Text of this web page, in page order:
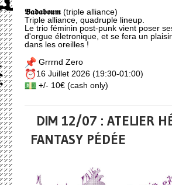
𝕭𝖆𝖉𝖆𝖇𝖔𝖚𝖒(triple alliance)
Triple alliance, quadruple lineup.
Le trio féminin post-punk vient poser
d'orgue életronique, et se fera un
dans les oreilles !
Grrrnd Zero
16 Juillet 2026 (19:30-01:00)
+/- 10€ (cash only)
DIM 12/07 : ATELIER
FANTASY PÉDÉE